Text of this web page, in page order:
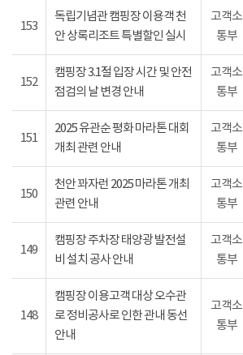
153
독립기념관 캠핑장 이용객 천
안 상록리조트 특별할인 실시
고객소
통부
152
캠핑장 3.1절 입장 시간 및 안전
점검의 날 변경 안내
고객소
통부
151
2025 유관순 평화 마라톤 대회
개최 관련 안내
고객소
통부
150
천안 꽈자런 2025 마라톤 개최
관련 안내
고객소
통부
149
캠핑장 주차장 태양광 발전설
비 설치 공사 안내
고객소
통부
148
캠핑장 이용고객 대상 오수관
로 정비공사로 인한 관내 동선
안내
고객소
통부